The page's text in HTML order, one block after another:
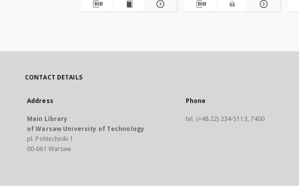
CONTACT DETAILS
Address
Main Library
of Warsaw University of Technology
pl. Politechniki 1
00-661 Warsaw
Phone
tel. (+48 22) 234-5113, 7400